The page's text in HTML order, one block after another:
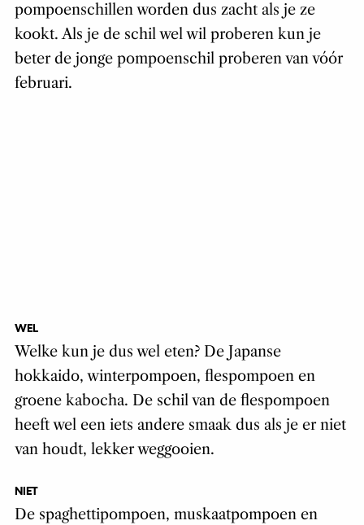
pompoenschillen worden dus zacht als je ze
kookt. Als je de schil wel wil proberen kun je
beter de jonge pompoenschil proberen van vóór
februari.
WEL
Welke kun je dus wel eten? De Japanse
hokkaido, winterpompoen, flespompoen en
groene kabocha. De schil van de flespompoen
heeft wel een iets andere smaak dus als je er niet
van houdt, lekker weggooien.
NIET
De spaghettipompoen, muskaatpompoen en